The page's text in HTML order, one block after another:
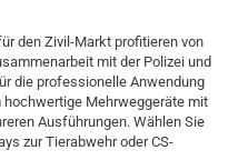
den Zivil-Markt profitieren von
mit der Polizei und
die professionelle Anwendung
Mehrweggeräte mit
Ausführungen. Wählen Sie
zur Tierabwehr oder CS-